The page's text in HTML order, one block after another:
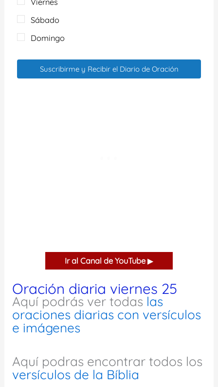
Viernes
Sábado
Domingo
Suscribirme y Recibir el Diario de Oración
Ir al Canal de YouTube ▶
Oración diaria viernes 25
Aquí podrás ver todas las
oraciones diarias con versículos
e imágenes
Aquí podras encontrar todos los
versículos de la Bíblia